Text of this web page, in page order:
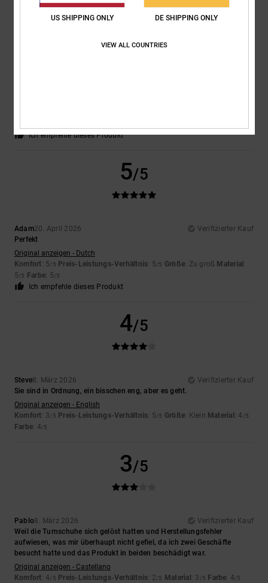
Ich empfehle dieses Produkt
5/5
Adam20. April 2026
Verifizierter Kauf
Perfekt
Original anzeigen - Dutch
Komfort: 5/5 Preis-Leistungs-Verhältnis: 5/5 Größe: Zu groß Material :
5/5 Farbe: 5/5
Ich empfehle dieses Produkt
4/5
Steve8. März 2026
Verifizierter Kauf
Sie sind in Ordnung, ein bisschen eng, aber es geht.
Original anzeigen - English
Komfort: 3/5 Preis-Leistungs-Verhältnis: 5/5 Größe: Klein Material : 4 /5
Farbe: 4/5
3/5
Pablo8. März 2026
Verifizierter Kauf
Weil die Turnschuhe sich gelöst hatten und Herstellungsfehler
aufwiesen, was mir überhaupt nicht gefiel, da ich zwei Geschäfte
besucht hatte und das Produkt in beiden beschädigt war.
Original anzeigen - Castellano
Komfort: 4/5 Preis-Leistungs-Verhältnis: 2/5 Material : 3 /5 Farbe: 4/5
US SHIPPING ONLY DE SHIPPING ONLY
VIEW ALL COUNTRIES